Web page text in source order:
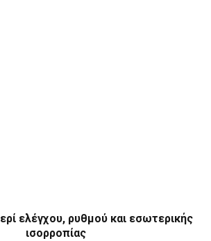
ελέγχου, ρυθμού και εσωτερικής
ισορροπίας